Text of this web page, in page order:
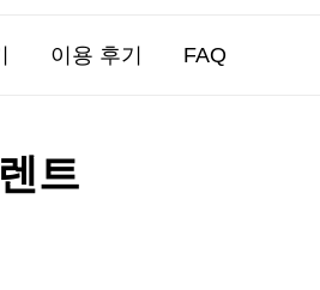
이용 후기 FAQ
트